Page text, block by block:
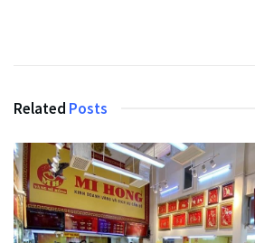
Related Posts